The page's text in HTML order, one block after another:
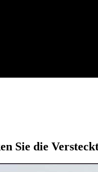
Sie die